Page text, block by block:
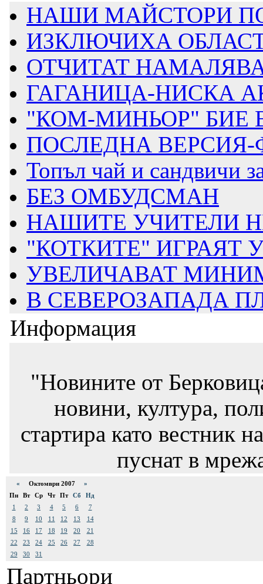
НАШИ МАЙСТОРИ
ИЗКЛЮЧИХА
ОТЧИТАТ
ГАГАНИЦА-НИСКА
"КОМ-МИНЬОР" БИЕ
ПОСЛЕДНА
Топъл чай и сандвичи
БЕЗ ОМБУДСМАН
НАШИТЕ УЧИТЕЛИ
"КОТКИТЕ" ИГРАЯТ
УВЕЛИЧАВАТ
В СЕВЕРОЗАПАДА
Информация
"Новините от
новини, култура,
стартира като вестник
пуснат в
« Октомври 2007 »
Пн
Вт Ср Чт Пт Сб
Нд
1
2 3 4 5 6
7
8
9 10 11 12 13
14
15
16 17 18 19 20
21
22
23 24 25 26 27
28
29
30 31
Партньори